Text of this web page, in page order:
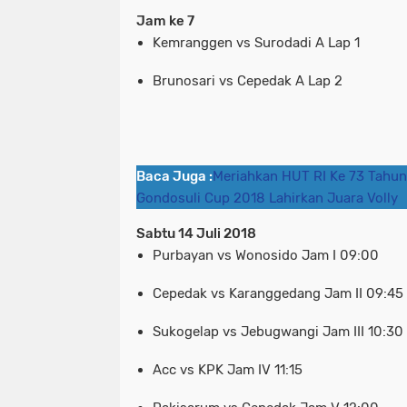
Jam ke 7
Kemranggen vs Surodadi A Lap 1
Brunosari vs Cepedak A Lap 2
Baca Juga :Meriahkan HUT RI Ke 73
Gondosuli Cup 2018 Lahirkan Juara Volly
Sabtu 14 Juli 2018
Purbayan vs Wonosido Jam I 09:00
Cepedak vs Karanggedang Jam II 09:45
Sukogelap vs Jebugwangi Jam III 10:30
Acc vs KPK Jam IV 11:15